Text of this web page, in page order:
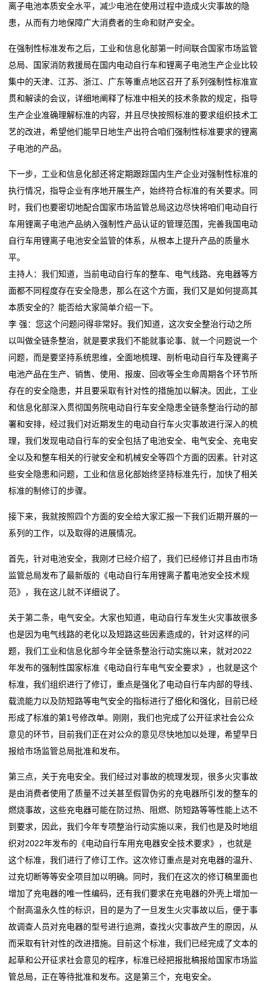
离子电池本质安全水平，减少电池在使用过程中造成火灾事故的隐
患，从而有力地保障广大消费者的生命和财产安全。
在强制性标准发布之后，工业和信息化部第一时间联合国家市场监管
总局、国家消防救援局在国内电动自行车和锂离子电池生产企业比较
集中的天津、江苏、浙江、广东等重点地区召开了系列强制性标准宣
贯和解读的会议，详细地阐释了标准中相关的技术条款的规定，指导
生产企业准确理解标准的内容，并且尽快按照标准的要求组织技术工
艺的改进，希望他们能早日地生产出符合咱们强制性标准要求的锂离
子电池的产品。
下一步，工业和信息化部还将定期跟踪国内生产企业对强制性标准的
执行情况，指导企业有序地开展生产，始终符合标准的有关要求。同
时，我们也要密切地配合国家市场监管总局这边尽快将咱们电动自行
车用锂离子电池产品纳入强制性产品认证的管理范围，完善我国电动
自行车用锂离子电池安全监管的体系，从根本上提升产品的质量水
平。
主持人：我们知道，当前电动自行车的整车、电气线路、充电器等方
面都不同程度存在安全隐患，那么在这个方面，我们又是如何提高其
本质安全的？能否给大家简单介绍一下。
李 强：您这个问题问得非常好。我们知道，这次安全整治行动之所
以叫做全链条整治，就是要求我们不能就事论事、就一个问题说一个
问题，而是要坚持系统思维，全面地梳理、剖析电动自行车及锂离子
电池产品在生产、销售、使用、报废、回收等全生命周期各个环节所
存在的安全隐患，并且要采取有针对性的措施加以解决。因此，工业
和信息化部深入贯彻国务院电动自行车安全隐患全链条整治行动的部
署和安排，经过我们对近期发生的电动自行车火灾事故进行深入的梳
理，我们发现电动自行车的安全包括了电池安全、电气安全、充电安
全以及和整车相关的行驶安全和机械安全等四个方面的因素。针对这
些安全隐患和问题，工业和信息化部始终坚持标准先行，加快了相关
标准的制修订的步骤。
接下来，我就按照四个方面的安全给大家汇报一下我们近期开展的一
系列的工作，以及取得的进展情况。
首先，针对电池安全，我刚才已经介绍了，我们已经修订并且由市场
监管总局发布了最新版的《电动自行车用锂离子蓄电池安全技术规
范》，我在这儿就不详细说了。
关于第二条，电气安全。大家也知道，电动自行车发生火灾事故很多
也是因为电气线路的老化以及短路这些因素造成的，针对这样的问
题，我们工业和信息化部今年全链条整治行动实施以来，就对2022
年发布的强制性国家标准《电动自行车电气安全要求》，也就是这个
标准，我们组织进行了修订，重点是强化了电动自行车内部的导线、
载流能力以及防短路等电气安全的指标进行了细化和强化，目前已经
形成了标准的第1号修改单。刚刚，我们也完成了公开征求社会公众
意见的环节，目前我们正在对公众的意见尽快地加以处理，希望早日
报给市场监管总局批准和发布。
第三点，关于充电安全。我们经过对事故的梳理发现，很多火灾事故
是由消费者使用了质量不过关甚至假冒伪劣的充电器所引发的整车的
燃烧事故，这些充电器可能在防过热、阻燃、防短路等等性能上达不
到要求，因此，我们今年专项整治行动实施以来，我们也是及时地组
织对2022年发布的《电动自行车用充电器安全技术要求》，也就是
这个标准，我们进行了修订工作。这次修订重点是对充电器的温升、
过充切断等等安全项目加以明确。同时，我们在这次的修订稿里面也
增加了充电器的唯一性编码，还有我们要求在充电器的外壳上增加一
个耐高温永久性的标识，目的是为了一旦发生火灾事故以后，便于事
故调查人员对充电器的型号进行追溯，查找火灾事故产生的原因，从
而采取有针对性的改进措施。目前这个标准，我们已经完成了文本的
起草和公开征求社会意见的程序，标准已经把报批稿报给国家市场监
管总局，正在等待批准和发布。这是第三个，充电安全。